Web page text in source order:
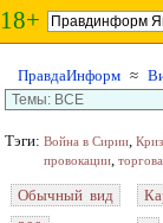
18+
ПравдаИнформ ≈
Тэги: Война в Сирии,
провокации,
Обычный вид